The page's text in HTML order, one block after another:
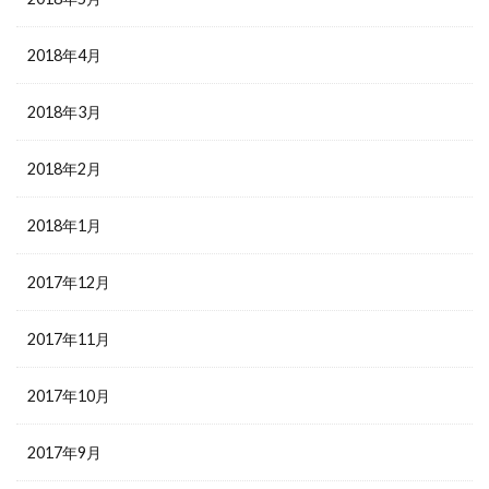
2018年4月
2018年3月
2018年2月
2018年1月
2017年12月
2017年11月
2017年10月
2017年9月